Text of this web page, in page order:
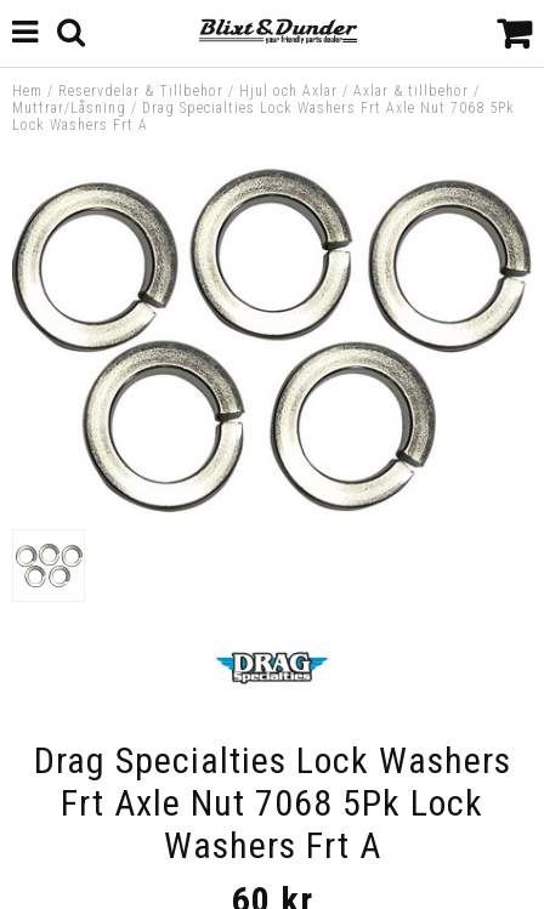
Hem / Reservdelar & Tillbehör / Hjul och Axlar / Axlar & tillbehör /
Muttrar/Låsning / Drag Specialties Lock Washers Frt Axle Nut 7068 5Pk
Lock Washers Frt A
Drag Specialties Lock Washers
Frt Axle Nut 7068 5Pk Lock
Washers Frt A
60 kr